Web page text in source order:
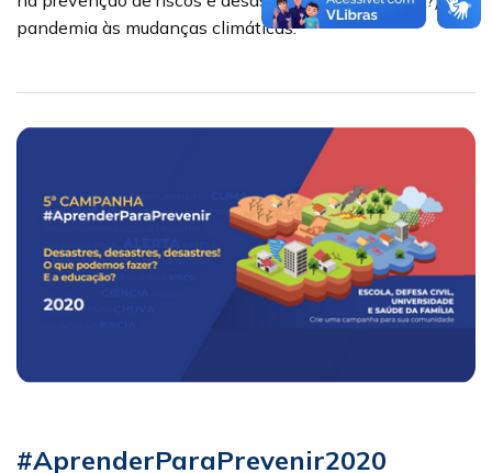
pandemia às mudanças climáticas.
#AprenderParaPrevenir2020